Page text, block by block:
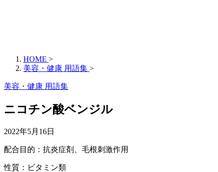
HOME >
美容・健康 用語集 >
美容・健康 用語集
ニコチン酸ベンジル
2022年5月16日
配合目的：抗炎症剤、毛根刺激作用
性質：ビタミン類